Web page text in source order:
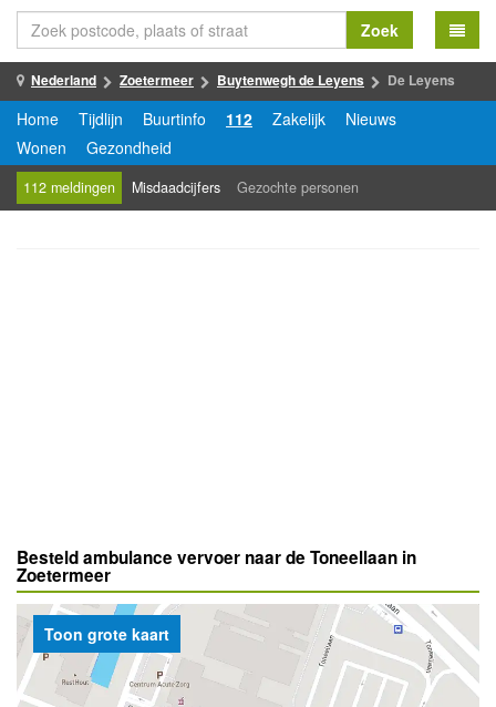
Zoek
Nederland Zoetermeer Buytenwegh de Leyens De Leyens
Home Tijdlijn Buurtinfo 112 Zakelijk
Nieuws
Wonen
Gezondheid
112 meldingen Misdaadcijfers Gezochte personen
Besteld ambulance vervoer naar de Toneellaan in
Zoetermeer
Toon grote kaart